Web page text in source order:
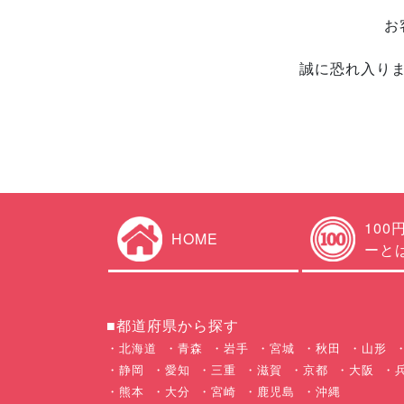
お
誠に恐れ入り
HOME
100
ーと
■都道府県から探す
北海道 青森 岩手 宮城 秋田
山形
静岡
愛知 三重 滋賀 京都 大阪
熊本
大分 宮崎 鹿児島 沖縄